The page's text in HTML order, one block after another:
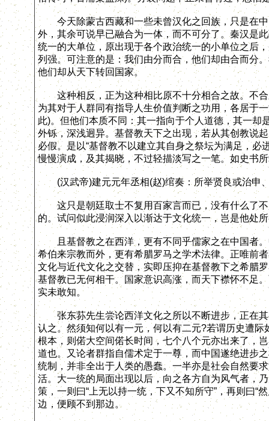
今天除蒙古西藏和一些未曾汉化之回族，只是在中
外，其余可说早已融合为一体，而不可分了。秦汉是
统一的大单位，原出现于各个政治统一的小单位之后
列强。可注意的是：我们由分而合，他们却由合而分
他们却从天下转回国家。
这种相反，正为这种相比原不十分相合之故。不合
为其对于人群同有指导人生价值判断之功用，各居于
此)。但他们本质不同：其一指向于个人道德，其一
外铄，深浅迥异。基督教天下之出现，若从其创教说
必假。是以“基督教不以建立其自身之祭坛为满足，
慢慢演成，及其揭晓，不过轻描淡写之一笔。如史书
(汉武帝)建元元年丞相(赵)绾奏：所举贤良或治申、
这只是朝廷取士不复用百家言而已，没有什么了不
的。试问似此浸润深入以渐达于文化统一，岂是他处
且基督教之在西洋，更有不同乎儒家之在中国者。
希伯来宗教而外，更有希腊罗马之学术法律。正唯前
文化与近代文化之交替，实即压抑在基督教下之希腊
基督教已无何相干。国家意识高涨，而天下襟怀不足
实未敢知。
张东荪先生尝论西洋文化之所以不断进步，正在其
认之。然须知何以有一元，何以有二元?若谓历史遭
根本，则偌大空间偌长时间，七个八个元亦出来了，
道也。又论者群指自儒术定于一尊，而中国遂绝进步
统制，并非全出于人类的愚蠢。一半亦是社会自然要
活。大一统的局面出现以后，向之各方自为风气者，
策，一则曰“上无以持一统，下又不知所守”，再则曰“
边，便顾不到那边。